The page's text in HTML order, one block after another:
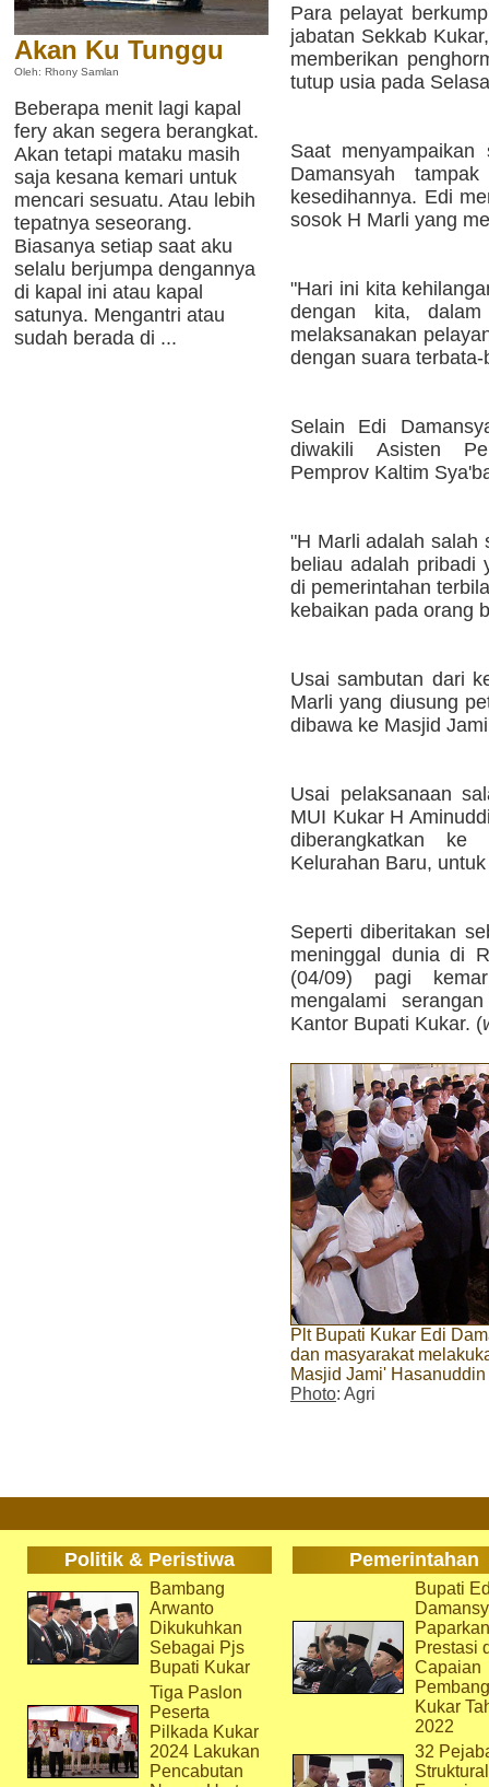
Akan Ku Tunggu
Oleh: Rhony Samlan
Beberapa menit lagi kapal
fery akan segera berangkat.
Akan tetapi mataku masih
saja kesana kemari untuk
mencari sesuatu. Atau lebih
tepatnya seseorang.
Biasanya setiap saat aku
selalu berjumpa dengannya
di kapal ini atau kapal
satunya. Mengantri atau
sudah berada di ...
Para pelayat
jabatan Sekkab
memberikan
tutup usia pada
Saat
Damansyah
kesedihannya. Edi
sosok H Marli yang
"Hari ini kita
dengan kita, dalam
melaksanakan
dengan suara
Selain Edi
diwakili Asisten
Pemprov Kaltim
"H Marli adalah salah
beliau adalah pribadi
di pemerintahan
kebaikan pada orang
Usai sambutan dari
Marli yang diusung
dibawa ke Masjid
Usai pelaksanaan
MUI Kukar H
diberangkatkan ke
Kelurahan Baru,
Seperti diberitakan
meninggal dunia di
(04/09) pagi
mengalami
Kantor Bupati Kukar. (
Plt Bupati Kukar Edi
dan masyarakat
Masjid Jami' Hasanuddin
Photo: Agri
Politik & Peristiwa Pemerintahan
Bambang
Arwanto
Dikukuhkan
Sebagai Pjs
Bupati Kukar
Tiga Paslon
Peserta
Pilkada Kukar
2024 Lakukan
Pencabutan
Bupati
Paparkan
Prestasi
Capaian
Kukar
2022
32